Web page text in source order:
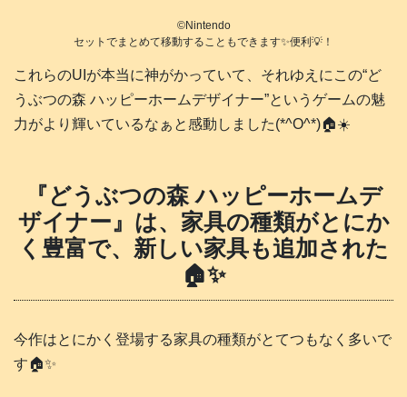
©️Nintendo
セットでまとめて移動することもできます✨便利💡！
これらのUIが本当に神がかっていて、それゆえにこの“ど
うぶつの森 ハッピーホームデザイナー”というゲームの魅
力がより輝いているなぁと感動しました(*^O^*)🏠️☀️
『どうぶつの森 ハッピーホームデ
ザイナー』は、家具の種類がとにか
く豊富で、新しい家具も追加された
🏠️✨
今作はとにかく登場する家具の種類がとてつもなく多いで
す🏠️✨